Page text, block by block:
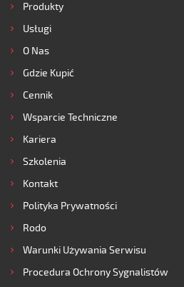
Produkty
Usługi
O Nas
Gdzie Kupić
Cennik
Wsparcie Techniczne
Kariera
Szkolenia
Kontakt
Polityka Prywatności
Rodo
Warunki Używania Serwisu
Procedura Ochrony Sygnalistów